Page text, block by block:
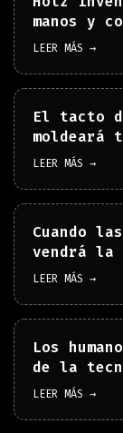
manos y
LEER MÁS →
El tacto
moldeará
LEER MÁS →
Cuando
vendrá la
LEER MÁS →
Los
de la
LEER MÁS →